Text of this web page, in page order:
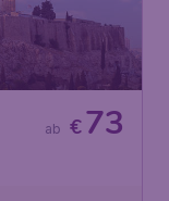
€73
ab